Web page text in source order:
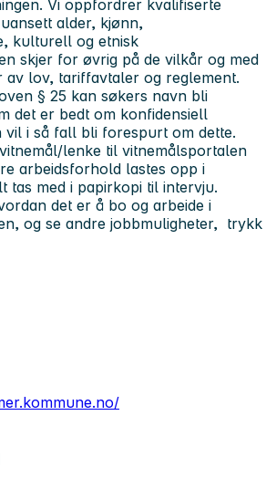
Vi oppfordrer kvalifiserte
alder, kjønn,
kulturell og etnisk
skjer for øvrig på de vilkår og med
av lov, tariffavtaler og reglement.
§ 25 kan søkers navn bli
det er bedt om konfidensiell
vil i så fall bli forespurt om dette.
lenke til vitnemålsportalen
arbeidsforhold lastes opp i
tas med i papirkopi til intervju.
det er å bo og arbeide i
og se andre jobbmuligheter, trykk